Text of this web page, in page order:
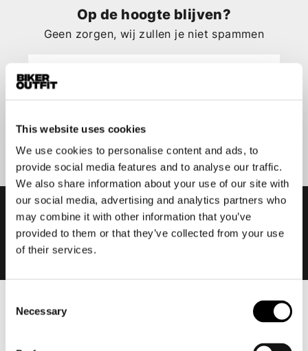
This website uses cookies
We use cookies to personalise content and ads, to
provide social media features and to analyse our traffic.
We also share information about your use of our site with
our social media, advertising and analytics partners who
may combine it with other information that you’ve
provided to them or that they’ve collected from your use
of their services.
Selection
Necessary
Op de hoogte blijven?
Geen zorgen, wij zullen je niet spammen
Aanmelden
Heren